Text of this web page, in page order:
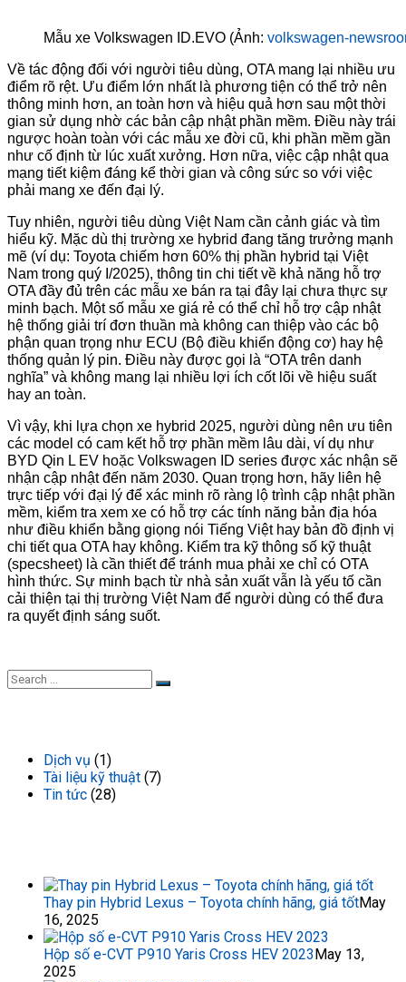
Mẫu xe Volkswagen ID.EVO (Ảnh: volkswagen-
Về tác động đối với người tiêu dùng, OTA mang lại nhiều ưu
điểm rõ rệt. Ưu điểm lớn nhất là phương tiện có thể trở nên
thông minh hơn, an toàn hơn và hiệu quả hơn sau một thời
gian sử dụng nhờ các bản cập nhật phần mềm. Điều này trái
ngược hoàn toàn với các mẫu xe đời cũ, khi phần mềm gần
như cố định từ lúc xuất xưởng. Hơn nữa, việc cập nhật qua
mạng tiết kiệm đáng kể thời gian và công sức so với việc
phải mang xe đến đại lý.
Tuy nhiên, người tiêu dùng Việt Nam cần cảnh giác và tìm
hiểu kỹ. Mặc dù thị trường xe hybrid đang tăng trưởng mạnh
mẽ (ví dụ: Toyota chiếm hơn 60% thị phần hybrid tại Việt
Nam trong quý I/2025), thông tin chi tiết về khả năng hỗ trợ
OTA đầy đủ trên các mẫu xe bán ra tại đây lại chưa thực sự
minh bạch. Một số mẫu xe giá rẻ có thể chỉ hỗ trợ cập nhật
hệ thống giải trí đơn thuần mà không can thiệp vào các bộ
phận quan trọng như ECU (Bộ điều khiển động cơ) hay hệ
thống quản lý pin. Điều này được gọi là “OTA trên danh
nghĩa” và không mang lại nhiều lợi ích cốt lõi về hiệu suất
hay an toàn.
Vì vậy, khi lựa chọn xe hybrid 2025, người dùng nên ưu tiên
các model có cam kết hỗ trợ phần mềm lâu dài, ví dụ như
BYD Qin L EV hoặc Volkswagen ID series được xác nhận sẽ
nhận cập nhật đến năm 2030. Quan trọng hơn, hãy liên hệ
trực tiếp với đại lý để xác minh rõ ràng lộ trình cập nhật phần
mềm, kiểm tra xem xe có hỗ trợ các tính năng bản địa hóa
như điều khiển bằng giọng nói Tiếng Việt hay bản đồ định vị
chi tiết qua OTA hay không. Kiểm tra kỹ thông số kỹ thuật
(specsheet) là cần thiết để tránh mua phải xe chỉ có OTA
hình thức. Sự minh bạch từ nhà sản xuất vẫn là yếu tố cần
cải thiện tại thị trường Việt Nam để người dùng có thể đưa
ra quyết định sáng suốt.
Dịch vụ (1)
Tài liệu kỹ thuật (7)
Tin tức (28)
Thay pin Hybrid Lexus – Toyota chính hãng, giá tốtMay
16, 2025
Hộp số e-CVT P910 Yaris Cross HEV 2023 May 13,
2025